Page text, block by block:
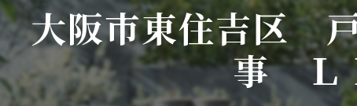
大阪市東住吉区
事 Ｌ